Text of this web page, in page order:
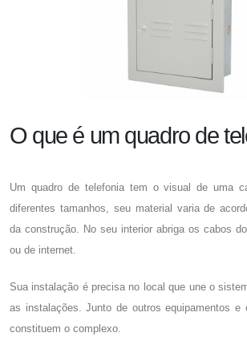
O que é um quadro de
Um quadro de telefoniatem o visual de uma
diferentes tamanhos, seu material varia de
da construção. No seu interior abriga os cabos
ou de internet.
Sua instalação é precisa no local que une o
as instalações. Junto de outros equipamentos e
constituem o complexo.